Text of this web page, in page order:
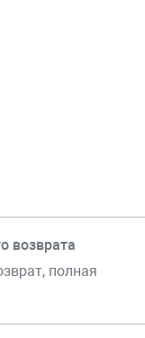
возврата
полная